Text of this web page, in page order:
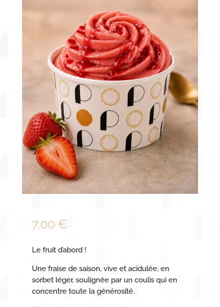
7,00 €
Le fruit d’abord !
Une fraise de saison, vive et acidulée, en
sorbet léger, soulignée par un coulis qui en
concentre toute la générosité.